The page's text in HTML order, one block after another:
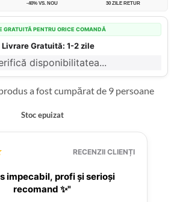
-40% VS. NOU 30 ZILE RETUR
GRATUITĂ PENTRU ORICE COMANDĂ
Livrare Gratuită: 1-2 zile
disponibilitatea...
a fost cumpărat de 9 persoane
Stoc epuizat
RECENZII CLIENȚI
impecabil, profi și serioși
recomand ✨"